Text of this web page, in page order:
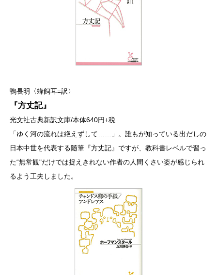
鴨長明〈蜂飼耳=訳〉
『方丈記』
光文社古典新訳文庫/本体640円+税
「ゆく河の流れは絶えずして……」。誰もが知っている出だしの
日本中世を代表する随筆『方丈記』ですが、教科書レベルで習っ
た“無常観"だけでは捉えきれない作者の人間くさい姿が感じられ
るよう工夫しました。